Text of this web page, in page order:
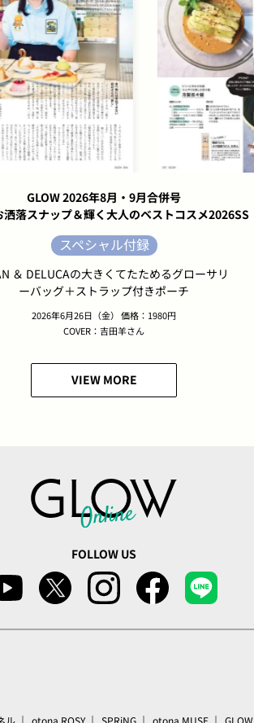
GLOW 2026年8月・9月合併号
洒落スナップ＆輝く大人のベストコスメ2026SS
スペシャル付録
＆ DELUCAの大きくてたためるグローサリ
ーバッグ＋ストラップ付きポーチ
2026年6月26日（金） 価格：1980円
COVER：吉田羊さん
VIEW MORE
FOLLOW US